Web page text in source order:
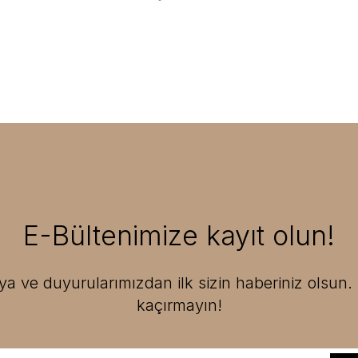
E-Bültenimize kayıt olun!
ve duyurularımızdan ilk sizin haberiniz olsun.
kaçırmayın!